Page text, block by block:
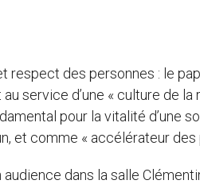
respect des personnes : le
service d’une « culture de la
pour la vitalité d’une
et comme « accélérateur
dans la salle